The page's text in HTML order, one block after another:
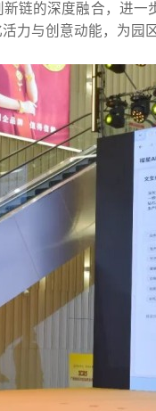
链的深度融合，进
力与创意动能，为园